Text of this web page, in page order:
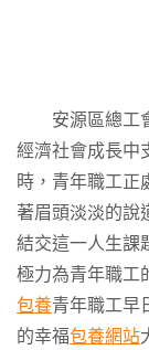
安源區總工會
經濟社會成長中
時，青年職工正
著眉頭淡淡的說
結交這一人生課
極力為青年職工
包養青年職工早
的幸福包養網站